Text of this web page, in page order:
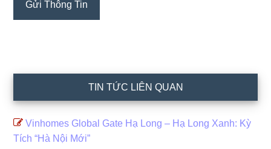
TIN TỨC LIÊN QUAN
Vinhomes Global Gate Hạ Long – Hạ Long Xanh: Kỳ
Tích “Hà Nội Mới”